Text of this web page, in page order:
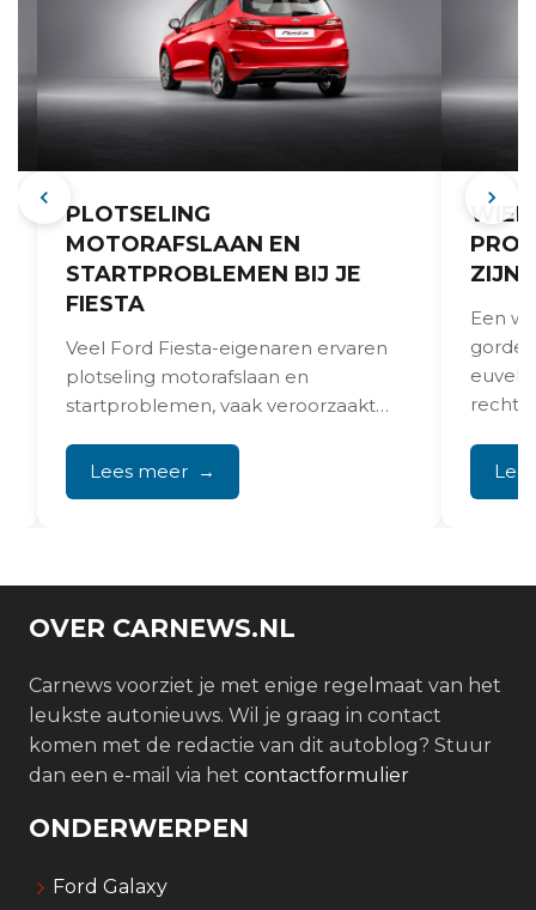
PLOTSELING
MOTORAFSLAAN EN
STARTPROBLEMEN BIJ JE
FIESTA
Veel Ford Fiesta-eigenaren ervaren
plotseling motorafslaan en
startproblemen, vaak veroorzaakt
slechte massaverbindingen tussen
zekeringkast en accu,
Lees meer
ZIJN
Een
euvel.
OVER CARNEWS.NL
Carnews voorziet je met enige regelmaat van het
leukste autonieuws. Wil je graag in contact
komen met de redactie van dit autoblog? Stuur
dan een e-mail via het contactformulier
ONDERWERPEN
Ford Galaxy